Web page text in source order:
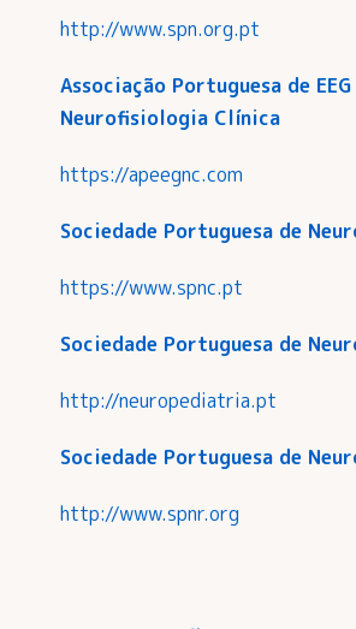
http://www.spn.org.pt
Associação Portuguesa de EEG
Neurofisiologia Clínica
https://apeegnc.com
Sociedade Portuguesa de
https://www.spnc.pt
Sociedade Portuguesa de
http://neuropediatria.pt
Sociedade Portuguesa de
http://www.spnr.org